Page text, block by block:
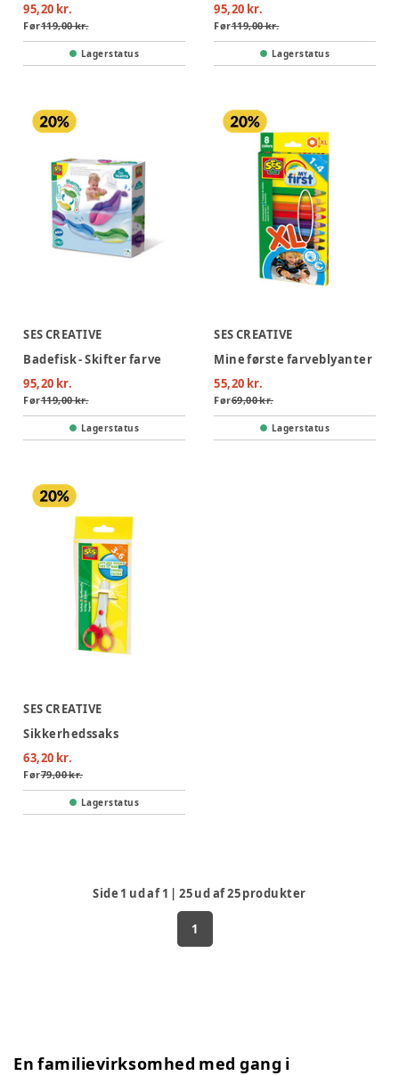
95,20 kr.
Før119,00 kr.
Lagerstatus
95,20 kr.
Før119,00 kr.
Lagerstatus
SES CREATIVE
Badefisk - Skifter farve
95,20 kr.
Før119,00 kr.
Lagerstatus
SES CREATIVE
Mine første farveblyanter
55,20 kr.
Før69,00 kr.
Lagerstatus
SES CREATIVE
Sikkerhedssaks
63,20 kr.
Før79,00 kr.
Lagerstatus
Side 1 ud af1 |25ud af25produkter
1
En familievirksomhed med gang i